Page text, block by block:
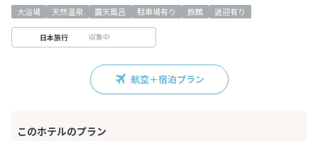
大浴場 天然温泉 露天風呂 駐車場有り 旅館 送迎有り
日本旅行 収集中
航空＋宿泊プラン